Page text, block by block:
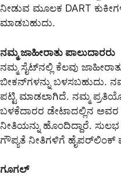
ನೀಡುವ ಮೂಲಕ DART
ಮಾಡಬಹುದು.
ನಮ್ಮ ಜಾಹೀರಾತು ಪಾಲುದಾರರು
ನಮ್ಮ ಸೈಟ್‌ನಲ್ಲಿ ಕೆಲವು
ಬೀಕನ್‌ಗಳನ್ನು ಬಳಸಬಹುದು.
ಪಟ್ಟಿ ಮಾಡಲಾಗಿದೆ. ನಮ್ಮ
ಬಳಕೆದಾರರ ಡೇಟಾದಲ್ಲಿನ
ನೀತಿಯನ್ನು ಹೊಂದಿದ್ದಾರೆ.
ಗೌಪ್ಯತೆ ನೀತಿಗಳಿಗೆ ಹೈಪರ್‌ಲಿಂಕ್
ಗೂಗಲ್